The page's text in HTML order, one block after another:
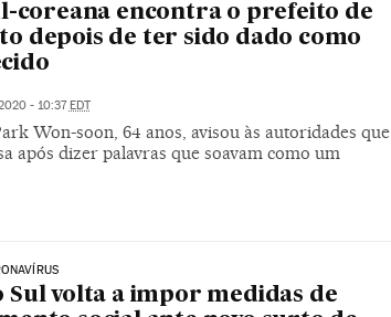
coreana encontra o prefeito de
depois de ter sido dado como
- 10:37EDT
Won-soon, 64 anos, avisou às autoridades que
após dizer palavras que soavam como um
Sul volta a impor medidas de